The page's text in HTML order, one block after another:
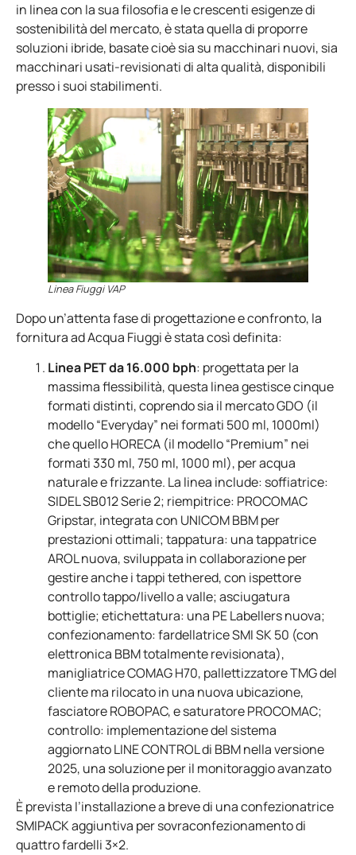
in linea con la sua filosofia e le crescenti esigenze di
sostenibilità del mercato, è stata quella di proporre
soluzioni ibride, basate cioè sia su macchinari nuovi, sia
macchinari usati-revisionati di alta qualità, disponibili
presso i suoi stabilimenti.
Linea Fiuggi VAP
Dopo un’attenta fase di progettazione e confronto, la
fornitura ad Acqua Fiuggi è stata così definita:
Linea PET da 16.000 bph: progettata per la
massima flessibilità, questa linea gestisce cinque
formati distinti, coprendo sia il mercato GDO (il
modello “Everyday” nei formati 500 ml, 1000ml)
che quello HORECA (il modello “Premium” nei
formati 330 ml, 750 ml, 1000 ml), per acqua
naturale e frizzante. La linea include: soffiatrice:
SIDEL SB012 Serie 2; riempitrice: PROCOMAC
Gripstar, integrata con UNICOM BBM per
prestazioni ottimali; tappatura: una tappatrice
AROL nuova, sviluppata in collaborazione per
gestire anche i tappi tethered, con ispettore
controllo tappo/livello a valle; asciugatura
bottiglie; etichettatura: una PE Labellers nuova;
confezionamento: fardellatrice SMI SK 50 (con
elettronica BBM totalmente revisionata),
manigliatrice COMAG H70, pallettizzatore TMG del
cliente ma rilocato in una nuova ubicazione,
fasciatore ROBOPAC, e saturatore PROCOMAC;
controllo: implementazione del sistema
aggiornato LINE CONTROL di BBM nella versione
2025, una soluzione per il monitoraggio avanzato
e remoto della produzione.
È prevista l’installazione a breve di una confezionatrice
SMIPACK aggiuntiva per sovraconfezionamento di
quattro fardelli 3×2.